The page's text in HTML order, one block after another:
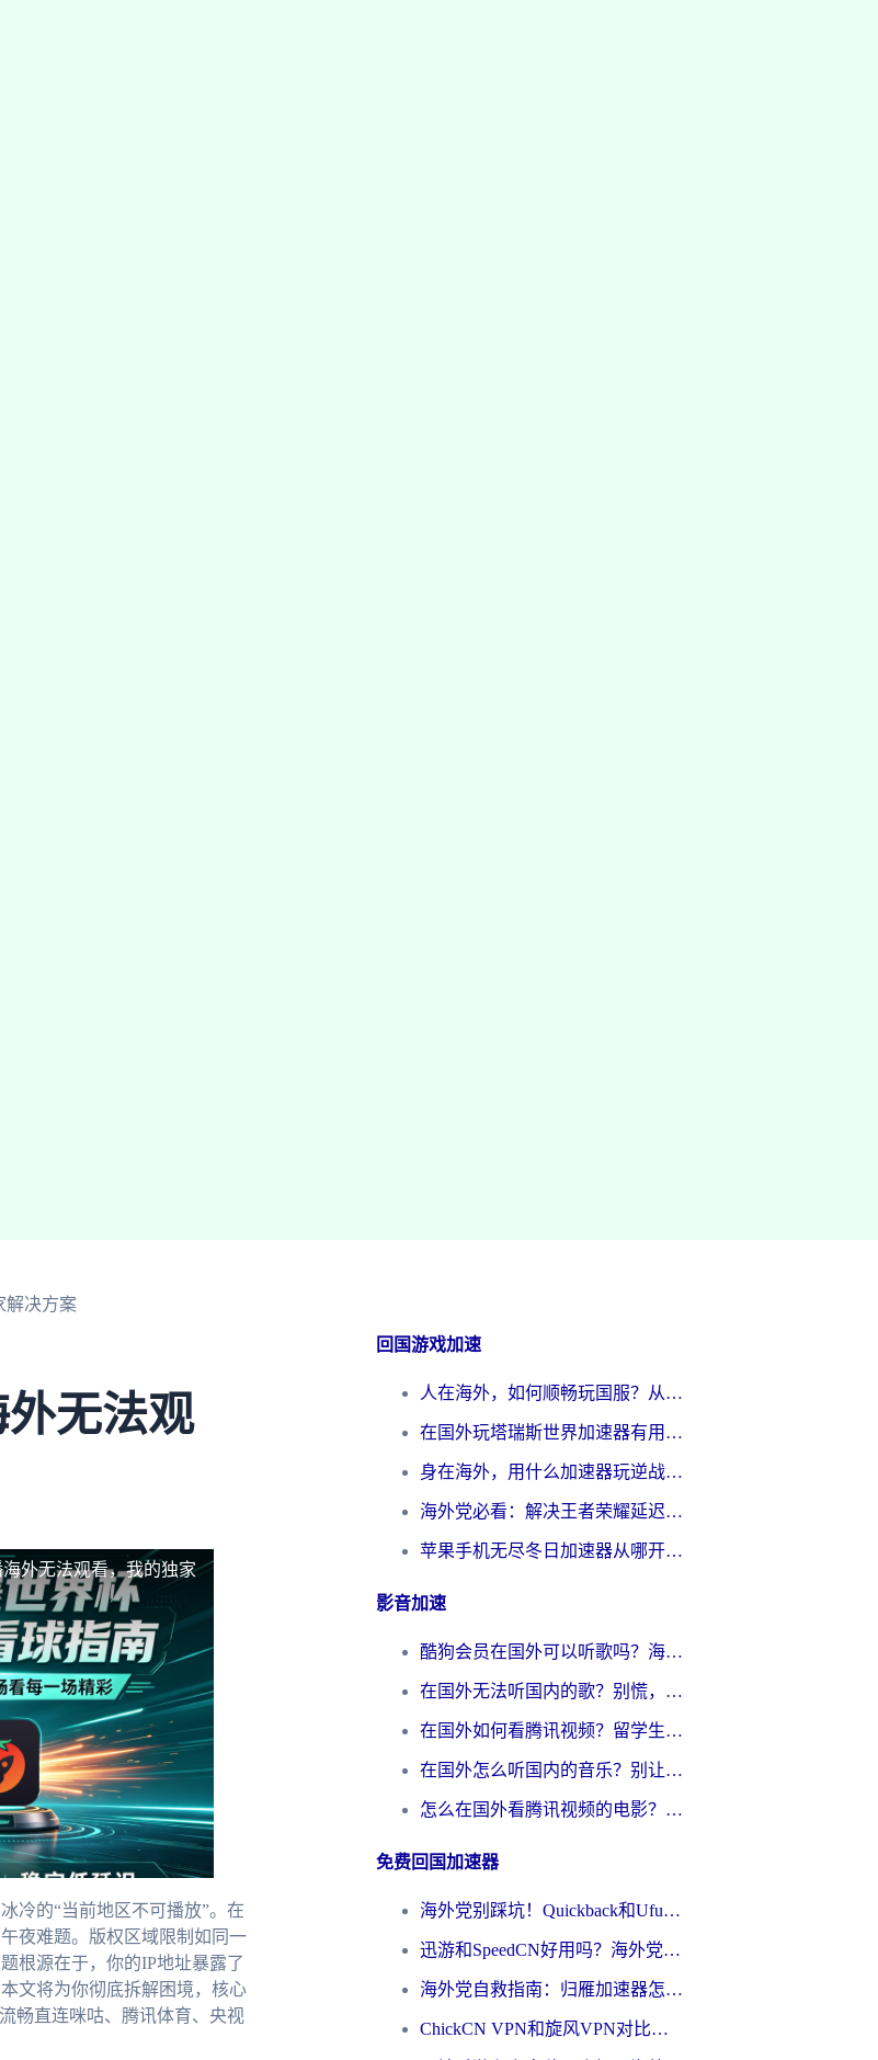
解决方案
无法观
外无法观看，我的独家
冷的“当前地区不可播放”。在
夜难题。版权区域限制如同一
根源在于，你的IP地址暴露了
文将为你彻底拆解困境，核心
畅直连咪咕、腾讯体育、央视
回国游戏加速
人在海外，如何顺畅玩国服？从《王者荣耀》到《云图计划》的加速器终极指南
在国外玩塔瑞斯世界加速器有用吗？海外玩家亲测后的真实答案
身在海外，用什么加速器玩逆战才能告别延迟？
海外党必看：解决王者荣耀延迟的加速器终极指南——从EVE到猫和老鼠，一个工具全搞定
苹果手机无尽冬日加速器从哪开启？海外玩家的冬日生存指南
影音加速
酷狗会员在国外可以听歌吗？海外党亲测有效：3步解决音乐权限难题
在国外无法听国内的歌？别慌，这样操作就能畅听QQ音乐（附亲测加速器推荐）
在国外如何看腾讯视频？留学生亲测有效的回国加速方案
在国外怎么听国内的音乐？别让版权限制断了你的华语歌单
怎么在国外看腾讯视频的电影？海外党亲测有效的回国加速指南
免费回国加速器
海外党别踩坑！Quickback和UfunR好用吗？选对回国加速器才能无缝刷国内资源
迅游和SpeedCN好用吗？海外党如何破解那道看不见的墙
海外党自救指南：归雁加速器怎么样？教你避开坑实现国内资源无缝访问
ChickCN VPN和旋风VPN对比哪个回国效果更好？海外用户的选择困境与出路